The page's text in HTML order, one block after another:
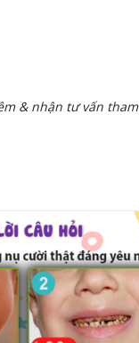
& nhận tư vấn tham